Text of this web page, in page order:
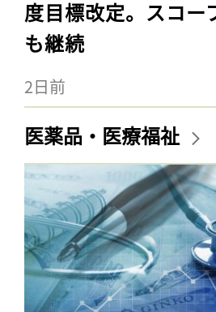
度目標改定。スコー
も継続
2日前
医薬品・医療福祉